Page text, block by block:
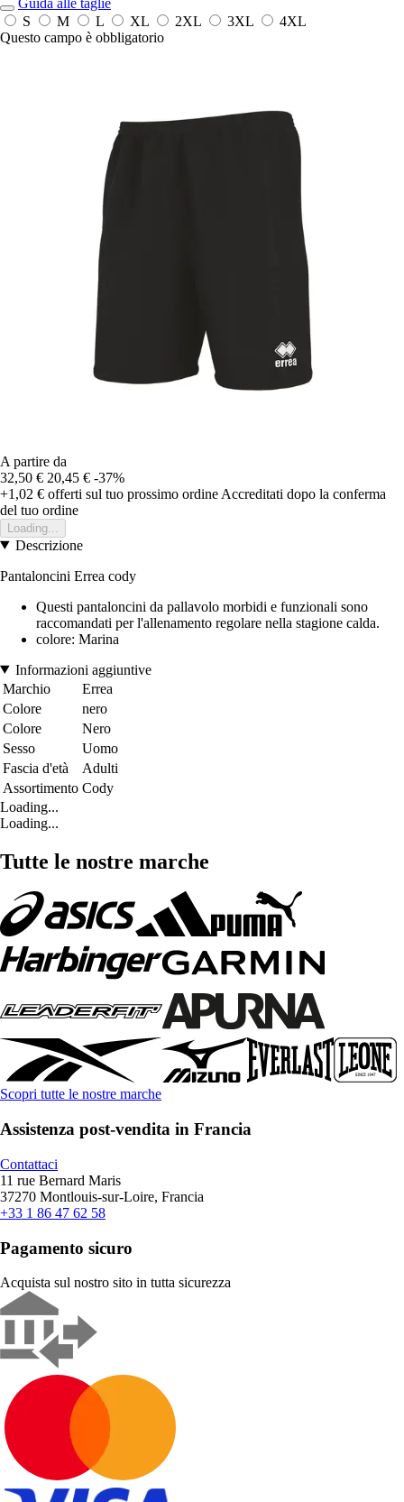
S
M L XL 2XL 3XL
4XL
Questo campo è obbligatorio
A partire da
32,50 € 20,45 € -37%
+1,02 € offerti sul tuo prossimo ordine Accreditati dopo la conferma
del tuo ordine
Loading...
Descrizione
Pantaloncini Errea cody
Questi pantaloncini da pallavolo morbidi e funzionali sono
raccomandati per l'allenamento regolare nella stagione calda.
colore: Marina
Informazioni aggiuntive
Marchio
Errea
Colore
nero
Colore
Nero
Sesso
Uomo
Fascia d'età
Adulti
Assortimento Cody
Loading...
Loading...
Tutte le nostre marche
Scopri tutte le nostre marche
Assistenza post-vendita in Francia
Contattaci
11 rue Bernard Maris
37270 Montlouis-sur-Loire, Francia
+33 1 86 47 62 58
Pagamento sicuro
Acquista sul nostro sito in tutta sicurezza